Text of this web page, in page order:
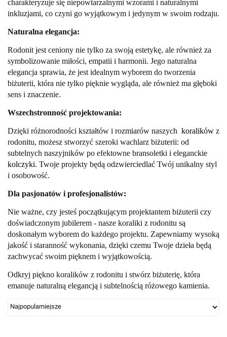
charakteryzuje się niepowtarzalnymi wzorami i naturalnymi
inkluzjami, co czyni go wyjątkowym i jedynym w swoim rodzaju.
Naturalna elegancja:
Rodonit jest ceniony nie tylko za swoją estetykę, ale również za
symbolizowanie miłości, empatii i harmonii. Jego naturalna
elegancja sprawia, że jest idealnym wyborem do tworzenia
biżuterii, która nie tylko pięknie wygląda, ale również ma głęboki
sens i znaczenie.
Wszechstronność projektowania:
Dzięki różnorodności kształtów i rozmiarów naszych koralików z
rodonitu, możesz stworzyć szeroki wachlarz biżuterii: od
subtelnych naszyjników po efektowne bransoletki i eleganckie
kolczyki. Twoje projekty będą odzwierciedlać Twój unikalny styl
i osobowość.
Dla pasjonatów i profesjonalistów:
Nie ważne, czy jesteś początkującym projektantem biżuterii czy
doświadczonym jubilerem - nasze koraliki z rodonitu są
doskonałym wyborem do każdego projektu. Zapewniamy wysoką
jakość i staranność wykonania, dzięki czemu Twoje dzieła będą
zachwycać swoim pięknem i wyjątkowością.
Odkryj piękno koralików z rodonitu i stwórz biżuterię, która
emanuje naturalną elegancją i subtelnością różowego kamienia.